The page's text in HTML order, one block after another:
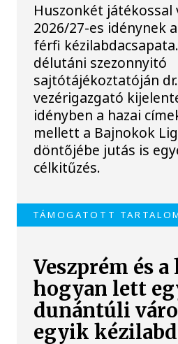
Huszonkét játékossal
2026/27-es idénynek
férfi
délutáni szezonnyitó
sajtótájékoztatóján
vezérigazgató
idényben a hazai
mellett a Bajnokok
döntőjébe jutás is
célkitűzés.
TÁMOGATOTT
Veszprém és
hogyan lett
dunántúli
egyik